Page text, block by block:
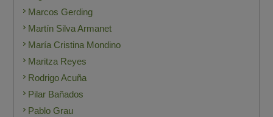
Marcos Gerding
Martín Silva Armanet
María Cristina Mondino
Maritza Reyes
Rodrigo Acuña
Pilar Bañados
Pablo Grau